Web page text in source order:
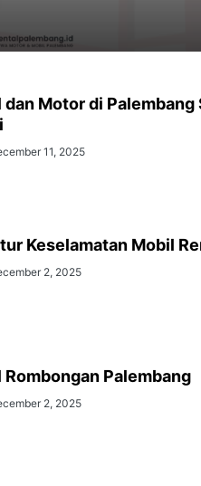
dan Motor di Palembang
11, 2025
Keselamatan Mobil
2, 2025
Palembang
2, 2025